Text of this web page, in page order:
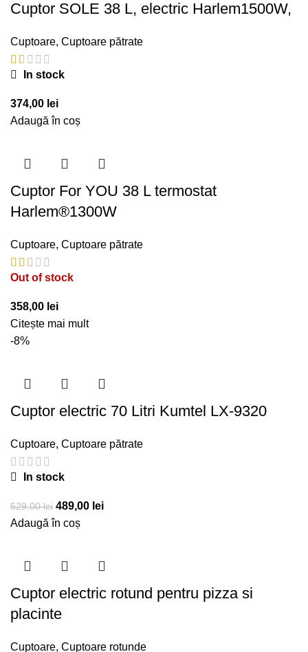
Cuptor SOLE 38 L, electric Harlem1500W,
Cuptoare, Cuptoare pătrate
In stock
374,00 lei
Adaugă în coș
Cuptor For YOU 38 L termostat
Harlem®1300W
Cuptoare, Cuptoare pătrate
Out of stock
358,00 lei
Citește mai mult
-8%
Cuptor electric 70 Litri Kumtel LX-9320
Cuptoare, Cuptoare pătrate
In stock
529,00lei Prețul
inițial
529,00 lei.
489,00 leiPrețul
Adaugă în coș
Cuptor electric rotund pentru pizza si
placinte
Cuptoare, Cuptoare rotunde